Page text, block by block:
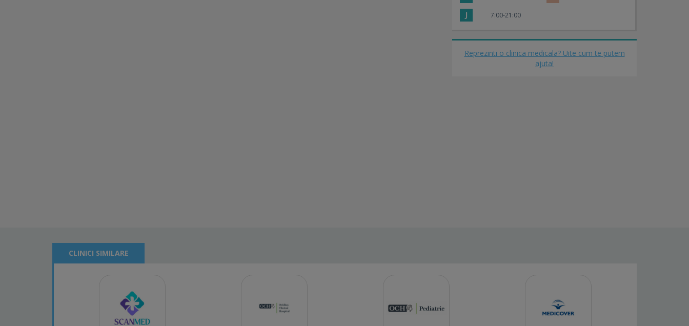
J 7:00-21:00
Reprezinti o clinica medicala? Uite cum te putem
ajuta!
CLINICI SIMILARE